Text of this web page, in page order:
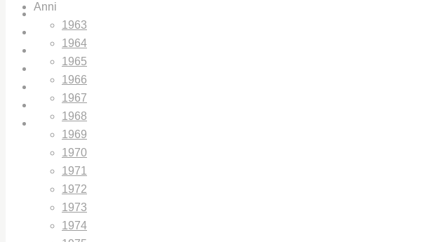
CHI SIAMO
IL CENTRO STUDI UNIPD
IL PREMIO GIORGIO LAGO
LIBRI E PUBBLICAZIONI
BIBLIOTECHE
ARCHIVIO / GALLERY
CONTATTI
Anni
1963
1964
1965
1966
1967
1968
1969
1970
1971
1972
1973
1974